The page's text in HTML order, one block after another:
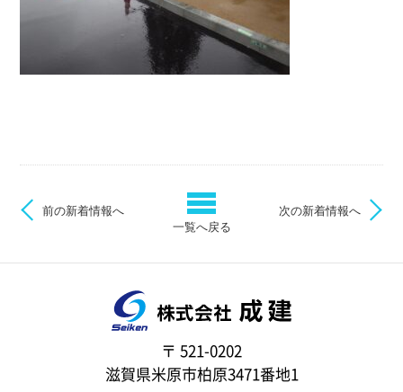
前の新着情報へ
次の新着情報へ
一覧へ戻る
〒 521-0202
滋賀県米原市柏原3471番地1